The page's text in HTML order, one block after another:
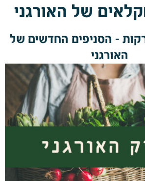
של האורגני
– הסניפים החדשים של
האורגני